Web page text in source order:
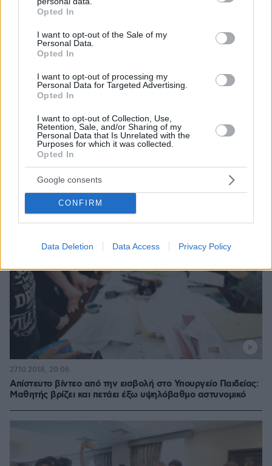
grant or deny consent to Google and its third-party tags to
use your data for below specified purposes in below Google
consent section.
Opted In
I want to opt-out of the Sale of my
Personal Data.
Opted In
I want to opt-out of processing my
Personal Data for Targeted Advertising.
Opted In
I want to opt-out of Collection, Use,
Retention, Sale, and/or Sharing of my
Personal Data that Is Unrelated with the
Purposes for which it was collected.
Opted In
Google consents
CONFIRM
Data Deletion Data Access Privacy Policy
Σχετικά Άρθρα
Απίστευτο βίντεο από την εισβολή στο Υπουργείο Παιδείας:
Μαθητής βρίζει και πετάει έξω υψηλόβαθμο αστυνομικό
27.10.2018, 20:06
και μάθετε πρώτοι όλες τις ειδήσεις
Δείτε όλες τις τελευταίεςΕιδήσεις
από την Ελλάδα
και τον Κόσμο, τη στιγμή που συμβαίνουν, στο
Protothema.gr